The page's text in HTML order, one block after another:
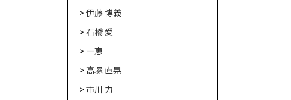
伊藤 博義
石橋 愛
一恵
高塚 直晃
市川 力